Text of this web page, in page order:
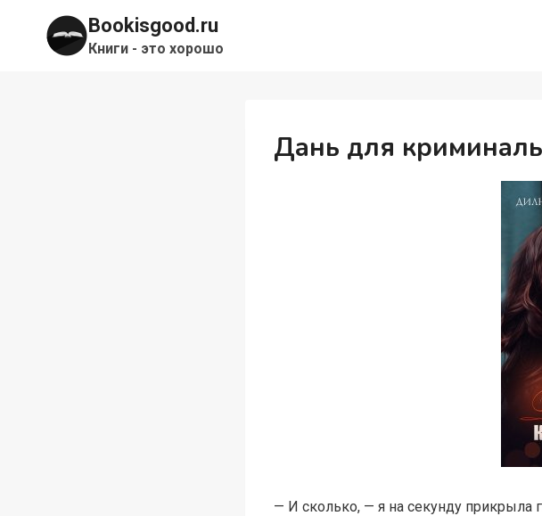
содержимому
Bookisgood.ru
Книги - это хорошо
Дань для
— И сколько, — я на секунду прикрыла